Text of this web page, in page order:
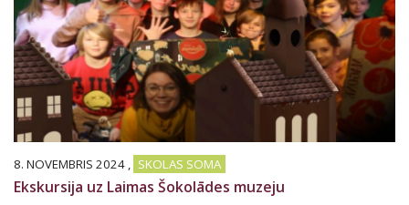
8. NOVEMBRIS 2024 , SKOLAS SOMA
Ekskursija uz Laimas Šokolādes muzeju